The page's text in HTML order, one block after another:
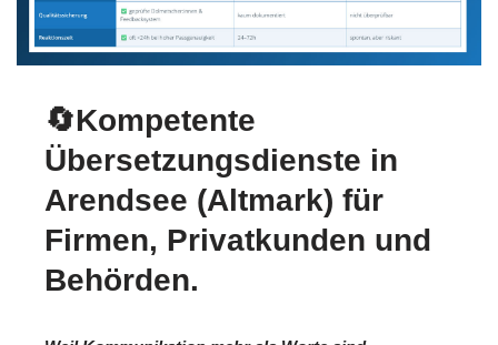
🔄Kompetente
Übersetzungsdienste in
Arendsee (Altmark) für
Firmen, Privatkunden und
Behörden.